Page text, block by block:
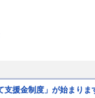
支援金制度」が始まりま